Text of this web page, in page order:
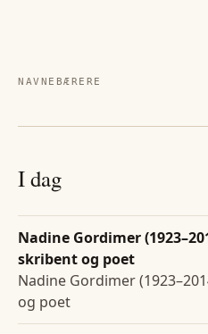
NAVNEBÆRERE
I dag
Nadine Gordimer
skribent og poet
Nadine Gordimer
og poet